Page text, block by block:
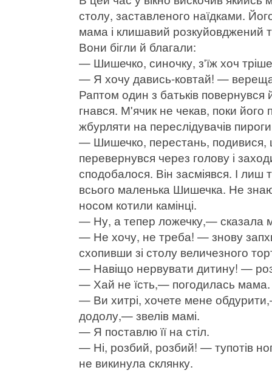
столу, заставленого наїдками.
мама і клишавий розкуйовджений
Вони бігли й благали:
— Шишечко, синочку, з'їж хоч
— Я хочу давись-ковтай! —
Раптом один з батьків повернувся
гнався. М'ячик не чекав, поки його
жбурляти на переслідувачів
— Шишечко, перестань, подивися,
перевернувся через голову і
сподобалося. Він засміявся. І
всього маленька Шишечка. Не
носом котили камінці.
— Ну, а тепер ложечку,— сказала
— Не хочу, не треба! — знову
схопивши зі столу величезного
— Навіщо нервувати дитину! —
— Хай не їсть,— погодилась мама.
— Ви хитрі, хочете мене
додолу,— звелів мамі.
— Я поставлю її на стіл.
— Ні, розбий, розбий! — тупотів
не викинула склянку.